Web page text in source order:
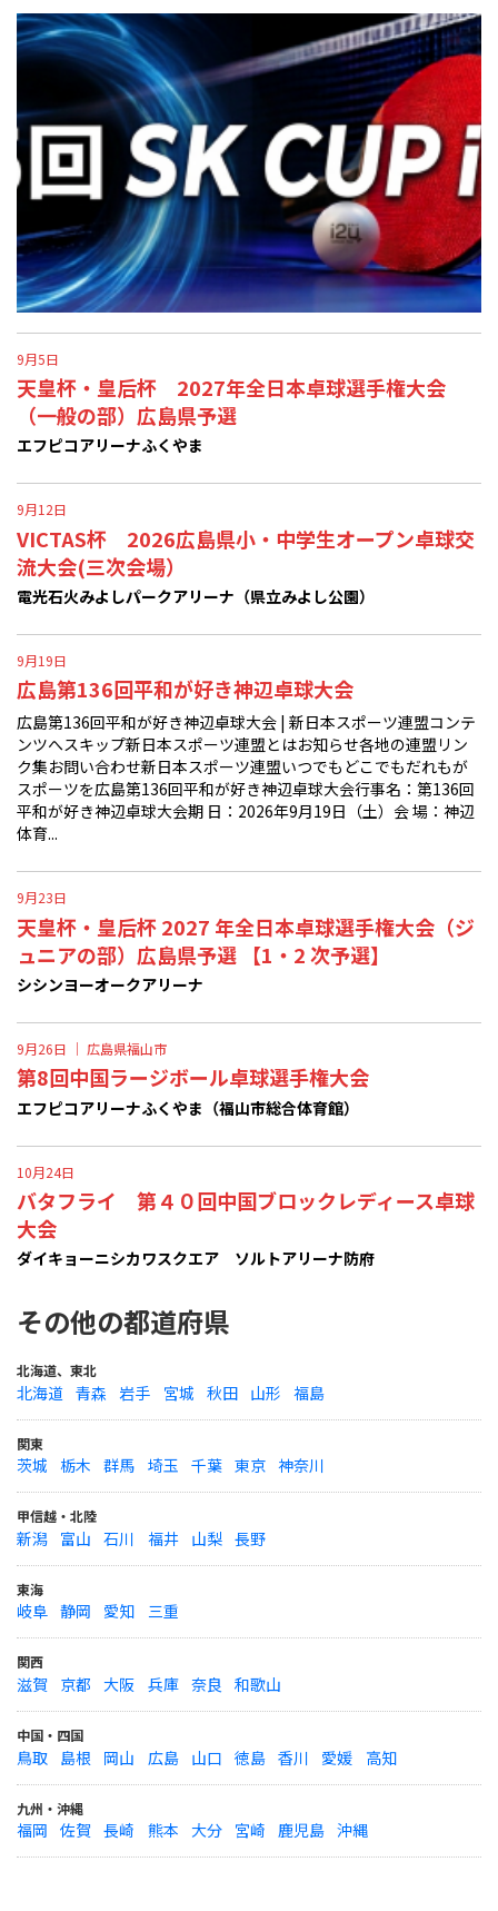
9月5日
天皇杯・皇后杯 2027年全日本卓球選手権大会
（一般の部）広島県予選
エフピコアリーナふくやま
9月12日
VICTAS杯 2026広島県小・中学生オープン卓球交
流大会(三次会場）
電光石火みよしパークアリーナ（県立みよし公園）
9月19日
広島第136回平和が好き神辺卓球大会
広島第136回平和が好き神辺卓球大会 | 新日本スポーツ連盟コンテ
ンツへスキップ新日本スポーツ連盟とはお知らせ各地の連盟リン
ク集お問い合わせ新日本スポーツ連盟いつでもどこでもだれもが
スポーツを広島第136回平和が好き神辺卓球大会行事名：第136回
平和が好き神辺卓球大会期 日：2026年9月19日（土）会 場：神辺
体育...
9月23日
天皇杯・皇后杯 2027 年全日本卓球選手権大会（ジ
ュニアの部）広島県予選 【1・2 次予選】
シシンヨーオークアリーナ
9月26日 ｜ 広島県福山市
第8回中国ラージボール卓球選手権大会
エフピコアリーナふくやま（福山市総合体育館）
10月24日
バタフライ 第４０回中国ブロックレディース卓球
大会
ダイキョーニシカワスクエア ソルトアリーナ防府
その他の都道府県
北海道、東北
北海道 青森 岩手 宮城 秋田 山形 福島
関東
茨城 栃木 群馬 埼玉 千葉 東京 神奈川
甲信越・北陸
新潟 富山 石川 福井 山梨 長野
東海
岐阜 静岡 愛知 三重
関西
滋賀 京都 大阪 兵庫 奈良 和歌山
中国・四国
鳥取 島根 岡山 広島 山口 徳島 香川 愛媛 高知
九州・沖縄
福岡 佐賀 長崎 熊本 大分 宮崎 鹿児島 沖縄